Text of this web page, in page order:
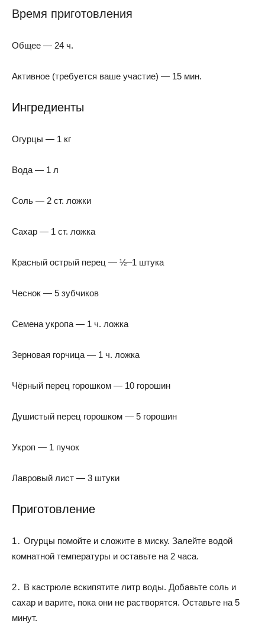
Время приготовления
Общее — 24 ч.
Активное (требуется ваше участие) — 15 мин.
Ингредиенты
Огурцы — 1 кг
Вода — 1 л
Соль — 2 ст. ложки
Сахар — 1 ст. ложка
Красный острый перец — ½–1 штука
Чеснок — 5 зубчиков
Семена укропа — 1 ч. ложка
Зерновая горчица — 1 ч. ложка
Чёрный перец горошком — 10 горошин
Душистый перец горошком — 5 горошин
Укроп — 1 пучок
Лавровый лист — 3 штуки
Приготовление
1․ Огурцы помойте и сложите в миску. Залейте водой
комнатной температуры и оставьте на 2 часа.
2․ В кастрюле вскипятите литр воды. Добавьте соль и
сахар и варите, пока они не растворятся. Оставьте на 5
минут.